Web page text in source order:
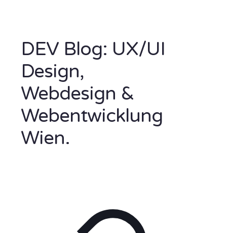
DEV Blog: UX/UI
Design,
Webdesign &
Webentwicklung
Wien.